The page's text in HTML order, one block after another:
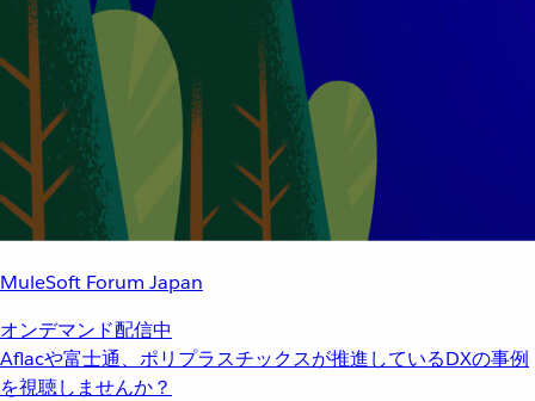
MuleSoft Forum Japan
オンデマンド配信中
Aflacや富士通、ポリプラスチックスが推進しているDXの事例
を視聴しませんか？